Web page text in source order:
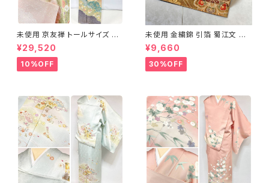
未使用 京友禅 トールサイズ 染
め分け 金彩 訪問着 袷 正絹 ピ
ンク 黄緑 紫 黄色 1438
¥29,520
10%OFF
未使用 金繍錦 引箔 蜀江文 唐
織 華紋 袋帯 正絹 金糸 ゴール
ド 赤 紫 710
¥9,660
30%OFF